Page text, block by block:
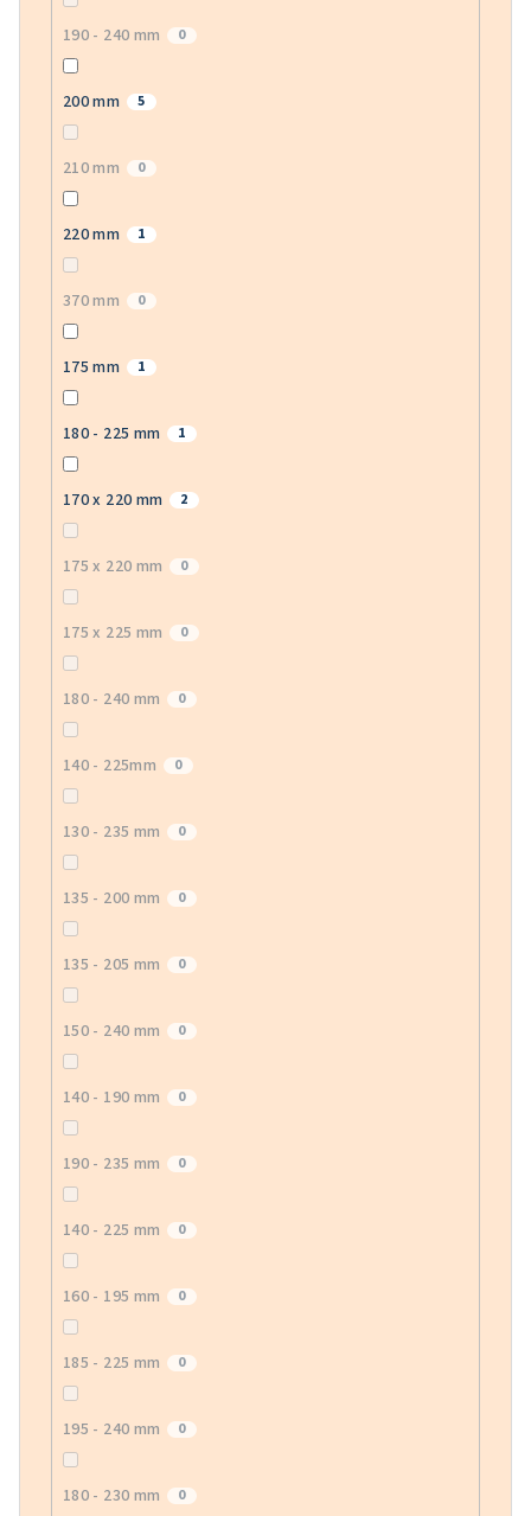
190 - 240 mm 0
200 mm 5
210 mm 0
220 mm 1
370 mm 0
175 mm 1
180 - 225 mm 1
170 x 220 mm 2
175 x 220 mm 0
175 x 225 mm 0
180 - 240 mm 0
140 - 225mm 0
130 - 235 mm 0
135 - 200 mm 0
135 - 205 mm 0
150 - 240 mm 0
140 - 190 mm 0
190 - 235 mm 0
140 - 225 mm 0
160 - 195 mm 0
185 - 225 mm 0
195 - 240 mm 0
180 - 230 mm 0